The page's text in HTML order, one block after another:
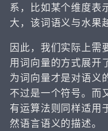
系，比如某个维度表
大，该词语义与水果
因此，我们实际上需
用词向量的方式展开
为词向量才是对语义
不过是一个符号。而
有运算法则同样适用
然语言语义的描述。